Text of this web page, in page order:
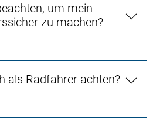
um mein
zu machen?
als Radfahrer achten?